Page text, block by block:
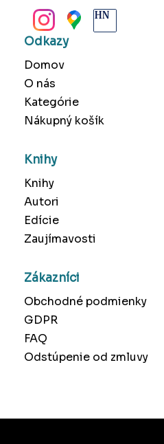
Odkazy
Domov
O nás
Kategórie
Nákupný košík
Knihy
Knihy
Autori
Edície
Zaujímavosti
Zákazníci
Obchodné podmienky
GDPR
FAQ
Odstúpenie od zmluvy